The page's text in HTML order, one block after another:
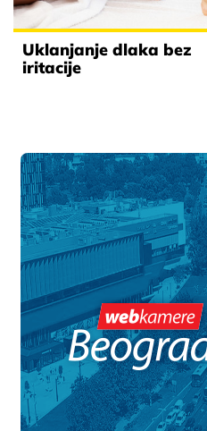
Uklanjanje dlaka bez
iritacije